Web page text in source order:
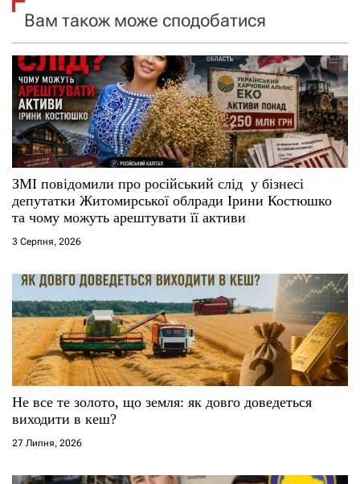
я
з
а
п
и
с
і
в
Вам також може сподобатися
ЗМІ повідомили про російський слід у бізнесі
депутатки Житомирської облради Ірини Костюшко
та чому можуть арештувати її активи
3 Серпня, 2026
Не все те золото, що земля: як довго доведеться
виходити в кеш?
27 Липня, 2026